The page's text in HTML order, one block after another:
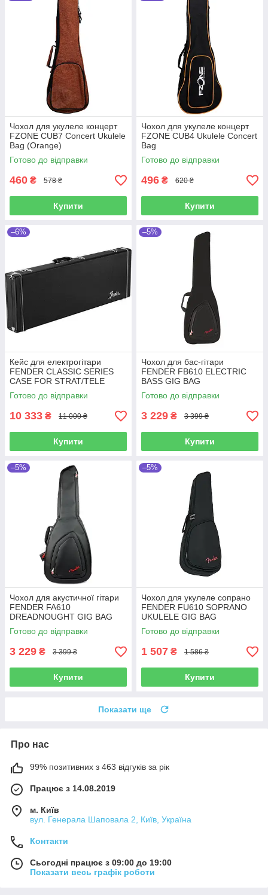
Чохол для укулеле концерт
FZONE CUB7 Concert Ukulele
Bag (Orange)
Готово до відправки
460 ₴ 578 ₴
Купити
Чохол для укулеле концерт
FZONE CUB4 Ukulele Concert
Bag
Готово до відправки
496 ₴ 620 ₴
Купити
–6%
Кейс для електрогітари
FENDER CLASSIC SERIES
CASE FOR STRAT/TELE
BLACK
Готово до відправки
10 333 ₴ 11 000 ₴
Купити
–5%
Чохол для бас-гітари
FENDER FB610 ELECTRIC
BASS GIG BAG
Готово до відправки
3 229 ₴ 3 399 ₴
Купити
–5%
Чохол для акустичної гітари
FENDER FA610
DREADNOUGHT GIG BAG
Готово до відправки
3 229 ₴ 3 399 ₴
Купити
–5%
Чохол для укулеле сопрано
FENDER FU610 SOPRANO
UKULELE GIG BAG
Готово до відправки
1 507 ₴ 1 586 ₴
Купити
Показати ще
Про нас
99% позитивних з 463 відгуків за рік
Працює з 14.08.2019
м. Київ
вул. Генерала Шаповала 2, Київ, Україна
Контакти
Сьогодні працює з 09:00 до 19:00
Показати весь графік роботи